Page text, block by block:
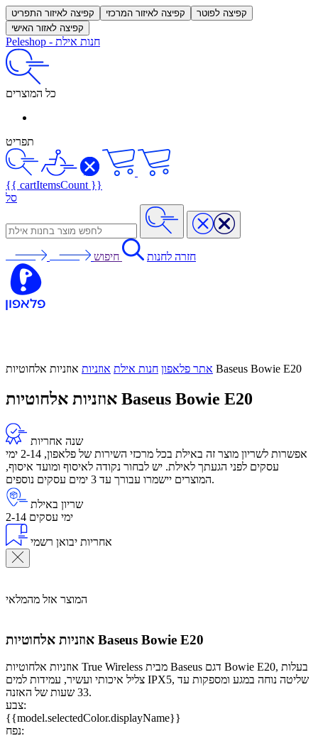
קפיצה לאיזור התפריט קפיצה לאיזור המרכזי
קפיצה לפוטר
קפיצה לאזור האישי
Peleshop - חנות אילת
כל המוצרים
תפריט
{{ cartItemsCount }}
סל
חזרה לחנות חיפוש
אתר פלאפון חנות אילת אוזניות אוזניות אלחוטיות Baseus Bowie E20
אוזניות אלחוטיות Baseus Bowie E20
שנה אחריות
אפשרות לשריון מוצר זה באילת בכל מרכזי השירות של פלאפון, 2-14 ימי
עסקים לפני הגעתך לאילת. יש לבחור נקודה לאיסוף ומועד איסוף,
המוצרים יישמרו עבורך עד 3 ימים עסקים נוספים.
שריון באילת
2-14 ימי עסקים
אחריות יבואן רשמי
המוצר אזל מהמלאי
אוזניות אלחוטיות Baseus Bowie E20
אוזניות אלחוטיות True Wireless מבית Baseus דגם Bowie E20, בעלות
צליל איכותי ועשיר, עמידות למים IPX5, שליטה נוחה במגע ומספקות עד
33 שעות של האזנה.
צבע:
{{model.selectedColor.displayName}}
נפח: